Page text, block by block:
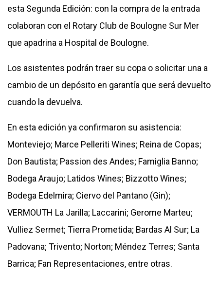
esta Segunda Edición: con la compra de la entrada
colaboran con el Rotary Club de Boulogne Sur Mer
que apadrina a Hospital de Boulogne.
Los asistentes podrán traer su copa o solicitar una a
cambio de un depósito en garantía que será devuelto
cuando la devuelva.
En esta edición ya confirmaron su asistencia:
Monteviejo; Marce Pelleriti Wines; Reina de Copas;
Don Bautista; Passion des Andes; Famiglia Banno;
Bodega Araujo; Latidos Wines; Bizzotto Wines;
Bodega Edelmira; Ciervo del Pantano (Gin);
VERMOUTH La Jarilla; Laccarini; Gerome Marteu;
Vulliez Sermet; Tierra Prometida; Bardas Al Sur; La
Padovana; Trivento; Norton; Méndez Terres; Santa
Barrica; Fan Representaciones, entre otras.